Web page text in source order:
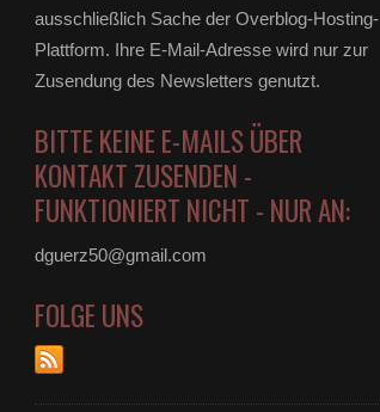
ausschließlich Sache der Overblog-Hosting-
Plattform. Ihre E-Mail-Adresse wird nur zur
Zusendung des Newsletters genutzt.
BITTE KEINE E-MAILS ÜBER
KONTAKT ZUSENDEN -
FUNKTIONIERT NICHT - NUR AN:
dguerz50@gmail.com
FOLGE UNS